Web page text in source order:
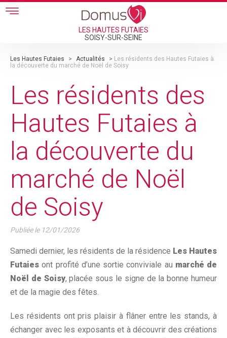
Skip to main content
LES HAUTES FUTAIES
SOISY-SUR-SEINE
Les Hautes Futaies > Actualités > Les résidents des Hautes Futaies à
la découverte du marché de Noël de Soisy
Les résidents des
Hautes Futaies à
la découverte du
marché de Noël
de Soisy
Publiée le 12/01/2026
Samedi dernier, les résidents de la résidence Les Hautes
Futaies ont profité d’une sortie conviviale au marché de
Noël de Soisy, placée sous le signe de la bonne humeur
et de la magie des fêtes.
Les résidents ont pris plaisir à flâner entre les stands, à
échanger avec les exposants et à découvrir des créations